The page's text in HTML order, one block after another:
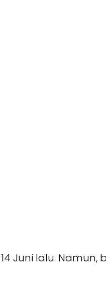
Juni lalu. Namun,